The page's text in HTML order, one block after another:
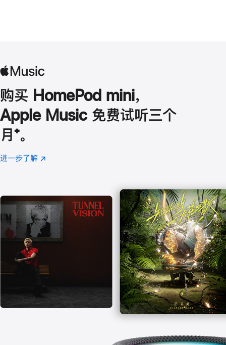
购买 HomePod mini，
Apple Music 免费试听三个
月 脚
注
⁺。
进一步了解 Apple
(在
口
中
打
开)